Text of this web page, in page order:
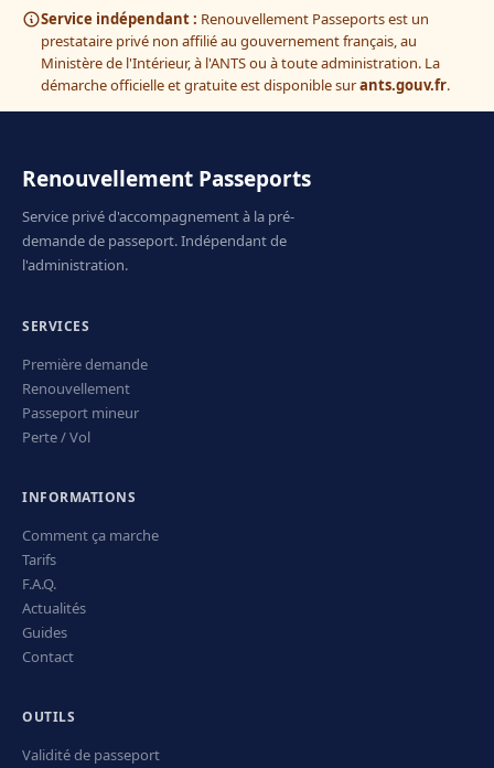
Service indépendant : Renouvellement Passeports est un
prestataire privé non affilié au gouvernement français, au
Ministère de l'Intérieur, à l'ANTS ou à toute administration. La
démarche officielle et gratuite est disponible surants.gouv.fr.
Renouvellement Passeports
Service privé d'accompagnement à la pré-
demande de passeport. Indépendant de
l'administration.
SERVICES
Première demande
Renouvellement
Passeport mineur
Perte / Vol
INFORMATIONS
Comment ça marche
Tarifs
F.A.Q.
Actualités
Guides
Contact
OUTILS
Validité de passeport